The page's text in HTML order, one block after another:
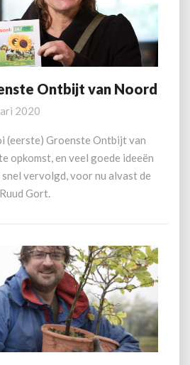
Ontbijt van Noord
2020
(eerste) Groenste Ontbijt van
opkomst, en veel goede ideeën
vervolgd, voor nu alvast de
Gort.